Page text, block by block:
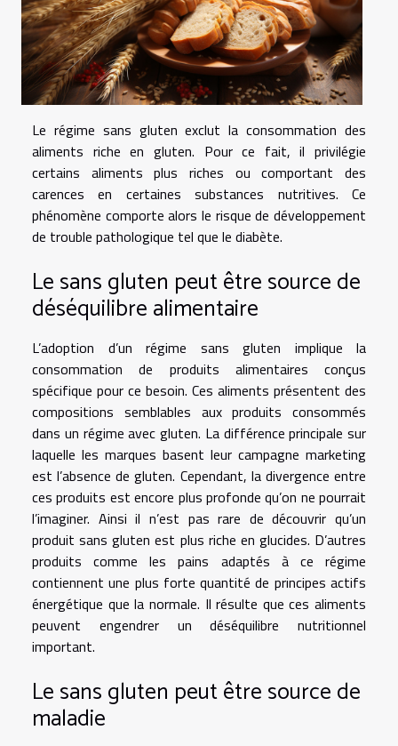
Le régime sans gluten exclut la consommation des
aliments riche en gluten. Pour ce fait, il privilégie
certains aliments plus riches ou comportant des
carences en certaines substances nutritives. Ce
phénomène comporte alors le risque de développement
de trouble pathologique tel que le diabète.
Le sans gluten peut être source de
déséquilibre alimentaire
L’adoption d’un régime sans gluten implique la
consommation de produits alimentaires conçus
spécifique pour ce besoin. Ces aliments présentent des
compositions semblables aux produits consommés
dans un régime avec gluten. La différence principale sur
laquelle les marques basent leur campagne marketing
est l’absence de gluten. Cependant, la divergence entre
ces produits est encore plus profonde qu’on ne pourrait
l’imaginer. Ainsi il n’est pas rare de découvrir qu’un
produit sans gluten est plus riche en glucides. D’autres
produits comme les pains adaptés à ce régime
contiennent une plus forte quantité de principes actifs
énergétique que la normale. Il résulte que ces aliments
peuvent engendrer un déséquilibre nutritionnel
important.
Le sans gluten peut être source de
maladie